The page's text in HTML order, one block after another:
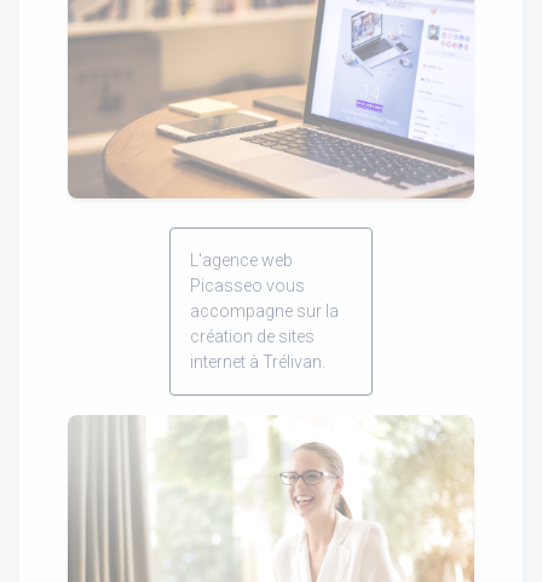
L'agence web
Picasseo vous
accompagne sur la
création de sites
internet à Trélivan.